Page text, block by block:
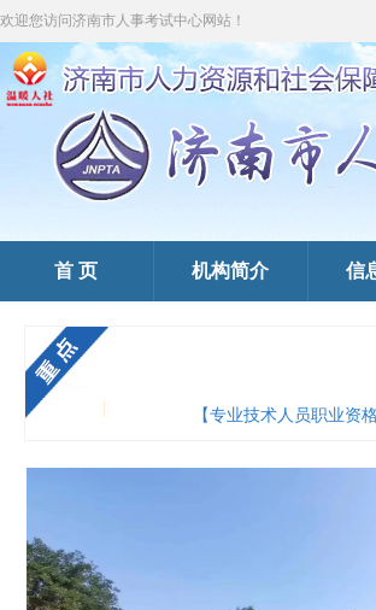
欢迎您访问济南市人事考试中心网站！
首 页 机构简介 信
【专业技术人员职业资